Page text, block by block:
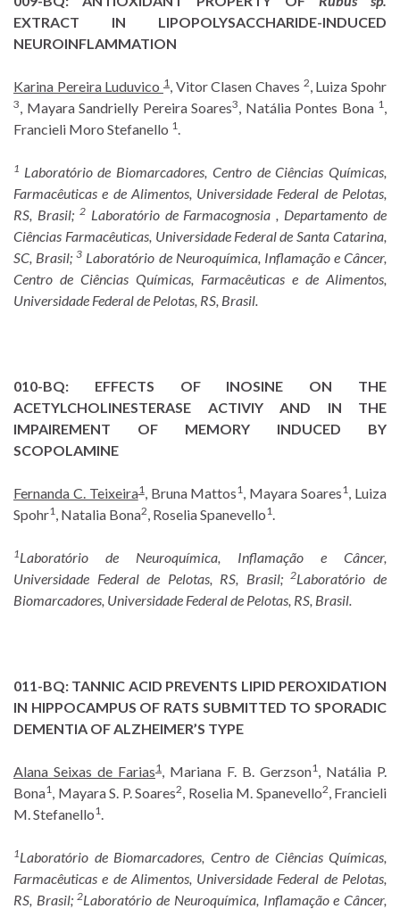
EXTRACT IN LIPOPOLYSACCHARIDE-INDUCED
NEUROINFLAMMATION
Karina Pereira Luduvico 1 , Vitor Clasen Chaves 2 , Luiza Spohr
3 , Mayara Sandrielly Pereira Soares3 , Natália Pontes Bona 1
Francieli Moro Stefanello 1
1 Laboratório de Biomarcadores, Centro de Ciências Químicas,
Farmacêuticas e de Alimentos, Universidade Federal de Pelotas,
RS, Brasil; 2Laboratório de Farmacognosia , Departamento de
Ciências Farmacêuticas, Universidade Federal de Santa Catarina,
SC, Brasil;3 Laboratório de Neuroquímica, Inflamação e Câncer,
Centro de Ciências Químicas, Farmacêuticas e de Alimentos,
Universidade Federal de Pelotas, RS, Brasil.
010-BQ:
EFFECTS OF INOSINE ON THE
ACETYLCHOLINESTERASE ACTIVIY AND IN THE
IMPAIREMENT OF MEMORY INDUCED BY
SCOPOLAMINE
Fernanda C. Teixeira1, Bruna Mattos1 , Mayara Soares1
, Luiza
Spohr1 , Natalia Bona2 , Roselia Spanevello1
1Laboratório de Neuroquímica, Inflamação e Câncer,
Universidade Federal de Pelotas, RS, Brasil;2Laboratório de
Biomarcadores, Universidade Federal de Pelotas, RS, Brasil.
011-BQ: TANNIC ACID PREVENTS LIPID PEROXIDATION
IN HIPPOCAMPUS OF RATS SUBMITTED TO SPORADIC
DEMENTIA OF ALZHEIMER’S TYPE
Alana Seixas de Farias1 , Mariana F. B. Gerzson1
, Natália P.
Bona1 , Mayara S. P. Soares2 , Roselia M. Spanevello2 , Francieli
M. Stefanello1
1Laboratório de Biomarcadores, Centro de Ciências Químicas,
Farmacêuticas e de Alimentos, Universidade Federal de Pelotas,
RS, Brasil;2Laboratório de Neuroquímica, Inflamação e Câncer,